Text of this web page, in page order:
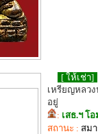
[ ให้เช่า]
เหรียญหลว
อยู่
: เสธ.ฯ โ
สถานะ : สม